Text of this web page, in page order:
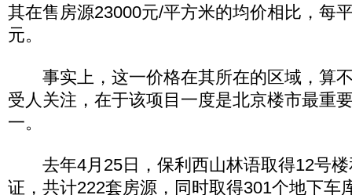
其在售房源23000元/平方米的均价相比，每
元。
事实上，这一价格在其所在的区域，算不
受人关注，在于该项目一度是北京楼市最重
一。
去年4月25日，保利西山林语取得12号楼
证，共计222套房源，同时取得301个地下车